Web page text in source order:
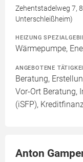
Zehentstadelweg 7,
Unterschleißheim)
HEIZUNG
Wärmepumpe,
ANGEBOTENE
Beratung,
Vor-Ort Beratung,
(iSFP),
Anton